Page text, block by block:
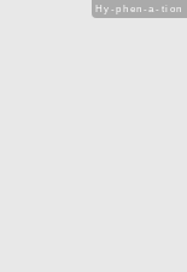
Hy-phen-a-tion